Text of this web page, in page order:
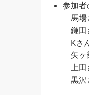
参加者
馬場
鎌田
Kさ
矢ヶ
上田
黒沢